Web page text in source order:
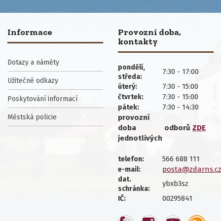
Informace
Dotazy a náměty
Užitečné odkazy
Poskytování informací
Městská policie
Provozní doba,
kontakty
pondělí,
středa:
7:30 - 17:00
úterý: 7:30 - 15:00
čtvrtek: 7:30 - 15:00
pátek:
7:30 - 14:30
provozní
doba
jednotlivých
odborů ZDE
telefon: 566 688 111
e-mail: posta@zdarns.cz
dat.
schránka:
ybxb3sz
IČ: 00295841